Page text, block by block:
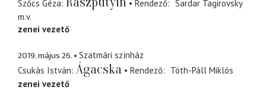
Szőcs Géza
Rendező
Sardar Tagirovsky
m.v.
zenei vezető
2019. május 26.
Szatmári színház
Csukás István Ágacska Rendező
Tóth-Páll Miklós
zenei vezető